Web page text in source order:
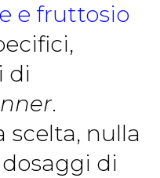
e fruttosio
di
.
scelta, nulla
di